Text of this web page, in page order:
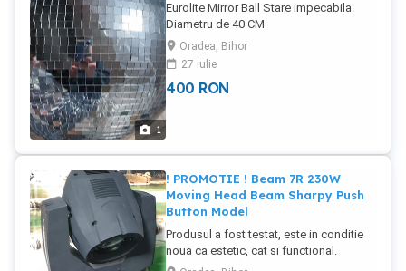
1
Eurolite Mirror Ball Stare impecabila.
Diametru de 40 CM
Oradea, Bihor
27 iulie
400 RON
! PROMOTIE ! Beam 7R 230W
Moving Head Beam Sharpy Push
Button Model
Produsul a fost testat, este in conditie
noua ca estetic, cat si functional.
Cumparate in 2025. Sunt 4bucati in 2